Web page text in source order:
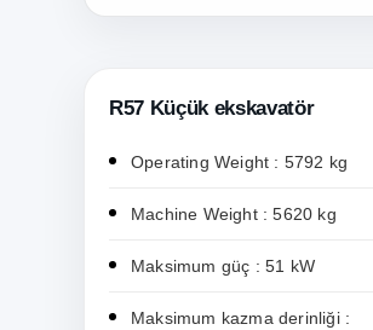
R57 Küçük ekskavatör
Operating Weight : 5792 kg
Machine Weight : 5620 kg
Maksimum güç : 51 kW
Maksimum kazma derinliği :